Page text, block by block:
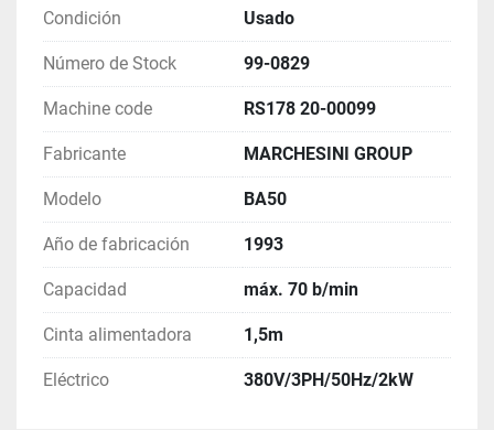
Condición Usado
Número de Stock 99-0829
Machine code RS178 20-00099
Fabricante MARCHESINI GROUP
Modelo BA50
Año de fabricación 1993
Capacidad máx. 70 b/min
Cinta alimentadora 1,5m
Eléctrico 380V/3PH/50Hz/2kW